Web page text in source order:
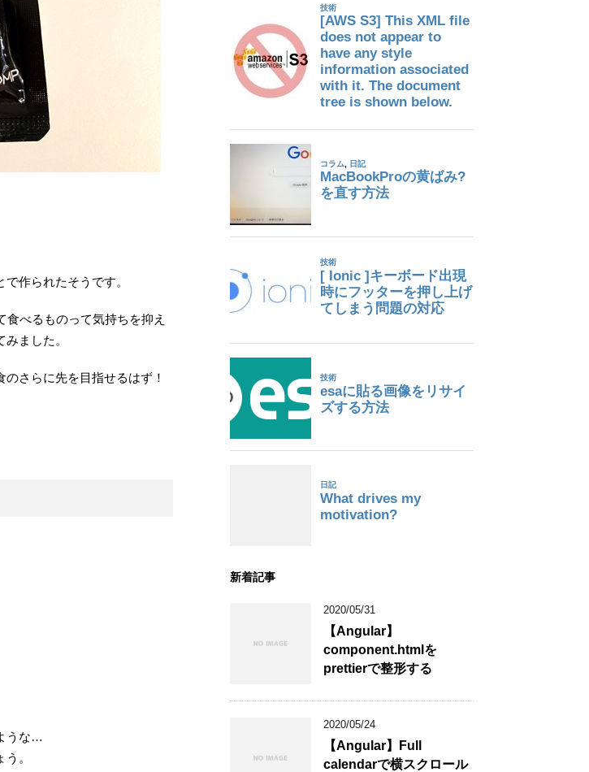
作られたそうです。
べるものって気持ちを抑え
ました。
さらに先を目指せるはず！
うな…
。
新着記事
2020/05/31
【Angular】
component.htmlを
prettierで整形する
2020/05/24
【Angular】Full
calendarで横スクロール